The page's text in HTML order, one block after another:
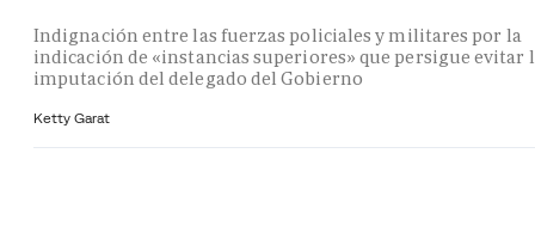
Indignación entre las fuerzas policiales y militares por la
indicación de «instancias superiores» que persigue evitar
imputación del delegado del Gobierno
Ketty Garat